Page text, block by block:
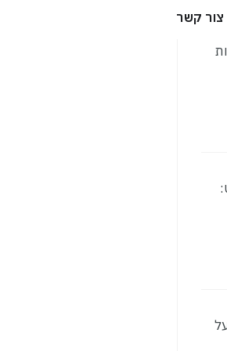
צור קשר
0 יחידות דיור 0 יחידות
לשיווק 0 קומות על